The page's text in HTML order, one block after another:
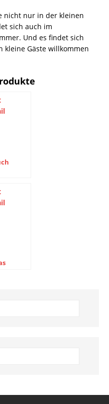
nicht nur in der kleinen
sich auch im
Und es findet sich
kleine Gäste willkommen